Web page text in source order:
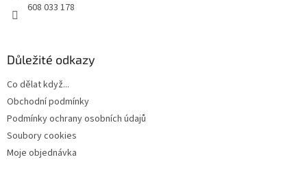
608 033 178
Důležité odkazy
Co dělat když...
Obchodní podmínky
Podmínky ochrany osobních údajů
Soubory cookies
Moje objednávka